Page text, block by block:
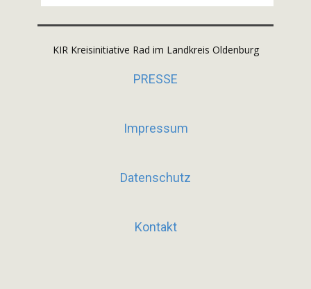
KIR Kreisinitiative Rad im Landkreis Oldenburg
PRESSE
Impressum
Datenschutz
Kontakt